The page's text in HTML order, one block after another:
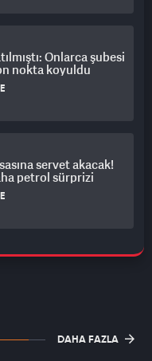
Onlarca şubesi
nokta koyuldu
servet akacak!
petrol sürprizi
DAHA FAZLA